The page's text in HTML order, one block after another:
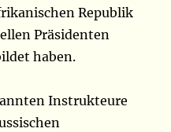
Republik
Präsidenten
haben.
Instrukteure